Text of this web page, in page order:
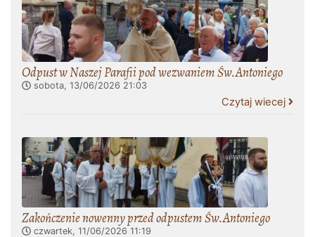
Odpust w Naszej Parafii pod wezwaniem Św.Antoniego
sobota, 13/06/2026 21:03
Czytaj wiecej
Zakończenie nowenny przed odpustem Św.Antoniego
czwartek, 11/06/2026 11:19